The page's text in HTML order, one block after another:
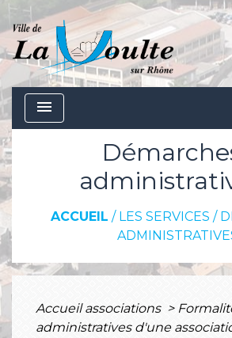
menu
ACCUEIL / LES SERVICES /
Accueil associations >
administratives d'une